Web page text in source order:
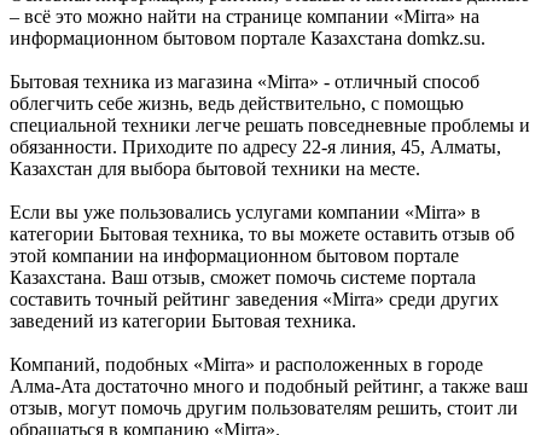
– всё это можно найти на странице компании «Mirra» на
информационном бытовом портале Казахстана domkz.su.
Бытовая техника из магазина «Mirra» - отличный способ
облегчить себе жизнь, ведь действительно, с помощью
специальной техники легче решать повседневные проблемы и
обязанности. Приходите по адресу 22-я линия, 45, Алматы,
Казахстан для выбора бытовой техники на месте.
Если вы уже пользовались услугами компании «Mirra» в
категории Бытовая техника, то вы можете оставить отзыв об
этой компании на информационном бытовом портале
Казахстана. Ваш отзыв, сможет помочь системе портала
составить точный рейтинг заведения «Mirra» среди других
заведений из категории Бытовая техника.
Компаний, подобных «Mirra» и расположенных в городе
Алма-Ата достаточно много и подобный рейтинг, а также ваш
отзыв, могут помочь другим пользователям решить, стоит ли
обращаться в компанию «Mirra».